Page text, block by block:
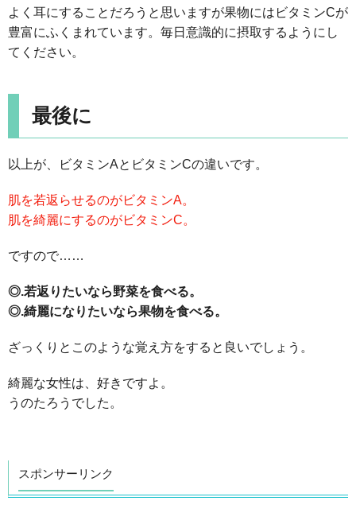
よく耳にすることだろうと思いますが果物にはビタミンCが
豊富にふくまれています。毎日意識的に摂取するようにし
てください。
最後に
以上が、ビタミンAとビタミンCの違いです。
肌を若返らせるのがビタミンA。
肌を綺麗にするのがビタミンC。
ですので……
◎.若返りたいなら野菜を食べる。
◎.綺麗になりたいなら果物を食べる。
ざっくりとこのような覚え方をすると良いでしょう。
綺麗な女性は、好きですよ。
うのたろうでした。
スポンサーリンク